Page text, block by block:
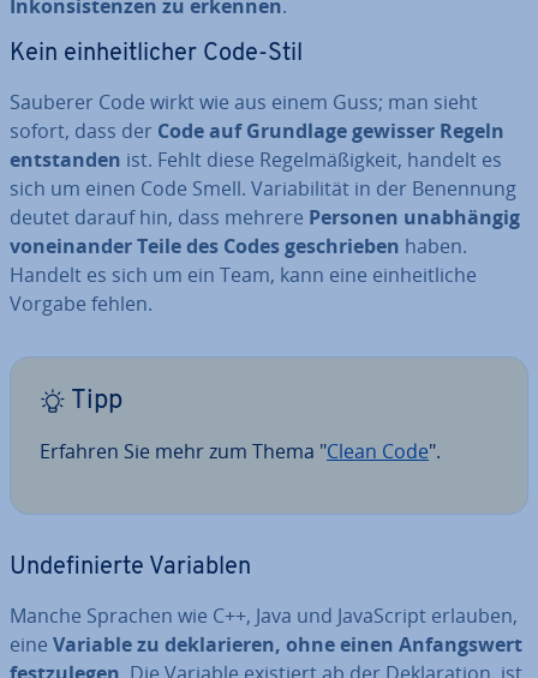
In­kon­sis­ten­zen zu erkennen.
Kein ein­heit­li­cher Code-Stil
Sauberer Code wirkt wie aus einem Guss; man sieht
sofort, dass der Code auf Grundlage gewisser Regeln
ent­stan­den ist. Fehlt diese Re­gel­mä­ßig­keit, handelt es
sich um einen Code Smell. Va­ria­bi­li­tät in der Benennung
deutet darauf hin, dass mehrere Personen un­ab­hän­gig
von­ein­an­der Teile des Codes ge­schrie­ben haben.
Handelt es sich um ein Team, kann eine ein­heit­li­che
Vorgabe fehlen.
Tipp
Erfahren Sie mehr zum Thema "Clean Code".
Un­de­fi­nier­te Variablen
Manche Sprachen wie C++, Java und Ja­va­Script erlauben,
eine Variable zu de­kla­rie­ren, ohne einen An­fangs­wert